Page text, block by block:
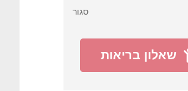
סגור
שאלון בריאות